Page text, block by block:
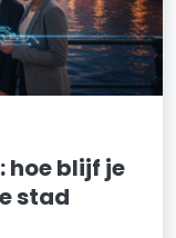
blijf je
stad